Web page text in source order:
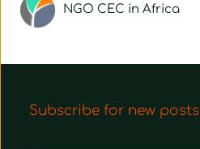
NGO CEC in Africa
Subscribe for new posts